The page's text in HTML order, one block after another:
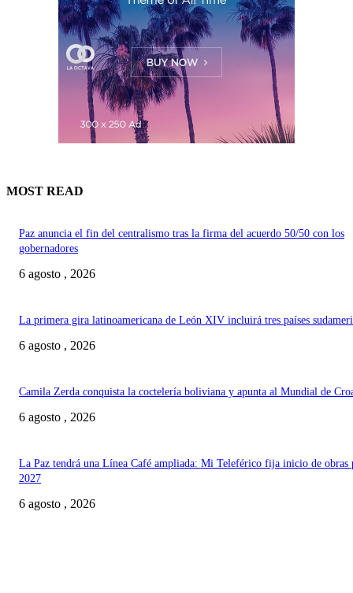
MOST READ
Paz anuncia el fin del centralismo tras la firma del acuerdo 50/50 con los
gobernadores
6 agosto , 2026
La primera gira latinoamericana de León XIV incluirá tres países
6 agosto , 2026
Camila Zerda conquista la coctelería boliviana y apunta al Mundial de
6 agosto , 2026
La Paz tendrá una Línea Café ampliada: Mi Teleférico fija inicio de obras
2027
6 agosto , 2026